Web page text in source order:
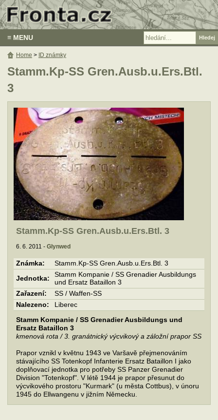
≡ MENU
Stamm.Kp-SS Gren.Ausb.u.Ers.Btl.
3
Stamm.Kp-SS Gren.Ausb.u.Ers.Btl. 3
6. 6. 2011 - Glynwed
Známka: Stamm.Kp-SS Gren.Ausb.u.Ers.Btl. 3
Jednotka:
Stamm Kompanie / SS Grenadier Ausbildungs
und Ersatz Bataillon 3
Zařazení:
SS / Waffen-SS
Nalezeno:
Liberec
Stamm Kompanie / SS Grenadier Ausbildungs und
Ersatz Bataillon 3
kmenová rota / 3. granátnický výcvikový a záložní prapor SS
Prapor vznikl v květnu 1943 ve Varšavě přejmenováním
stávajícího SS Totenkopf Infanterie Ersatz Bataillon I jako
doplňovací jednotka pro potřeby SS Panzer Grenadier
Division "Totenkopf". V létě 1944 je prapor přesunut do
výcvikového prostoru "Kurmark" (u města Cottbus), v únoru
1945 do Ellwangenu v jižním Německu.
Home > ID známky